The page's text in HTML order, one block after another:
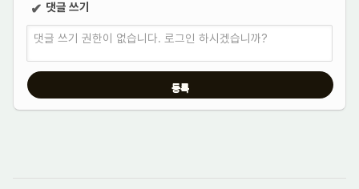
✔ 댓글 쓰기
댓글 쓰기 권한이 없습니다. 로그인 하시겠습니까?